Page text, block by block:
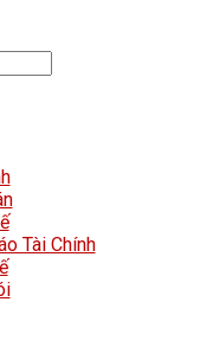
Tài Chính